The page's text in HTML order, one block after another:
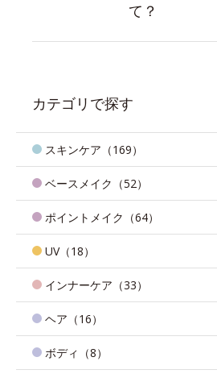
て？
カテゴリで探す
スキンケア（169）
ベースメイク（52）
ポイントメイク（64）
UV（18）
インナーケア（33）
ヘア（16）
ボディ（8）